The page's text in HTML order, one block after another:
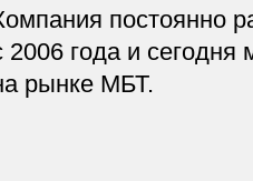
постоянно
2006 года и
рынке МБТ.